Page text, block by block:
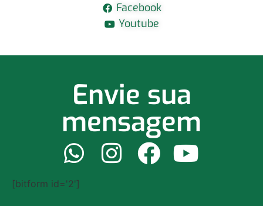
Facebook
Youtube
Envie sua
mensagem
[bitform id='2']